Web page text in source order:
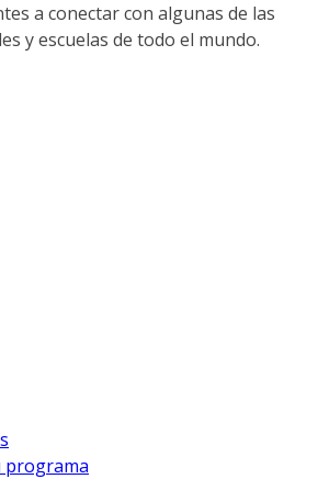
a conectar con algunas de las
y escuelas de todo el mundo.
programa